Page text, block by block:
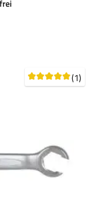
(1)